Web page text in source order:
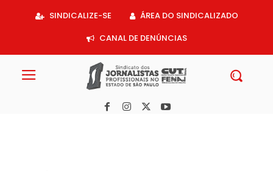
SINDICALIZE-SE
ÁREA DO SINDICALIZADO
CANAL DE DENÚNCIAS